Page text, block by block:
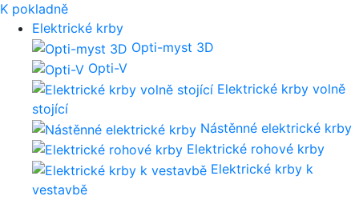
K pokladně
Elektrické krby
Opti-myst 3D
Opti-V
Elektrické krby volně
stojící
Nástěnné elektrické krby
Elektrické rohové krby
Elektrické krby k
vestavbě